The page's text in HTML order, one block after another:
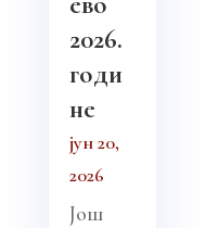
2026.
годи
не
јун 20,
2026
Још